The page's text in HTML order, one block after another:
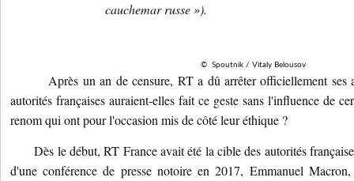
cauchemar russe »).
© Spoutnik / Vitaly Belousov
Après un an de censure, RT a dû arrêter officiellement ses
autorités françaises auraient-elles fait ce geste sans l'influence de
renom qui ont pour l'occasion mis de côté leur éthique ?
Dès le début, RT France avait été la cible des autorités
d'une conférence de presse notoire en 2017, Emmanuel